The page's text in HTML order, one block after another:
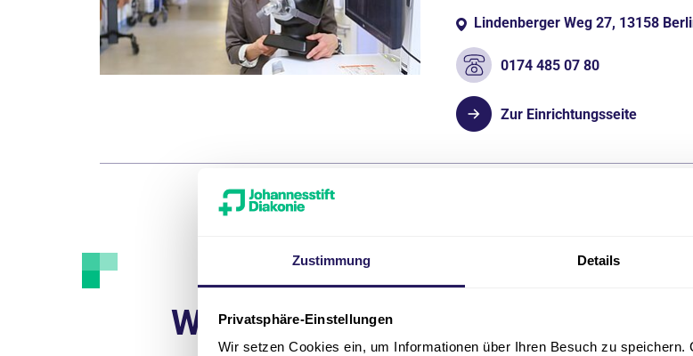
Zustimmung Details
Privatsphäre-Einstellungen
Wir setzen Cookies ein, um Informationen über Ihren Besuch zu speichern.
Lindenberger Weg 27, 13158
0174 485 07 80
Zur Einrichtungsseite
Weitere Angebote